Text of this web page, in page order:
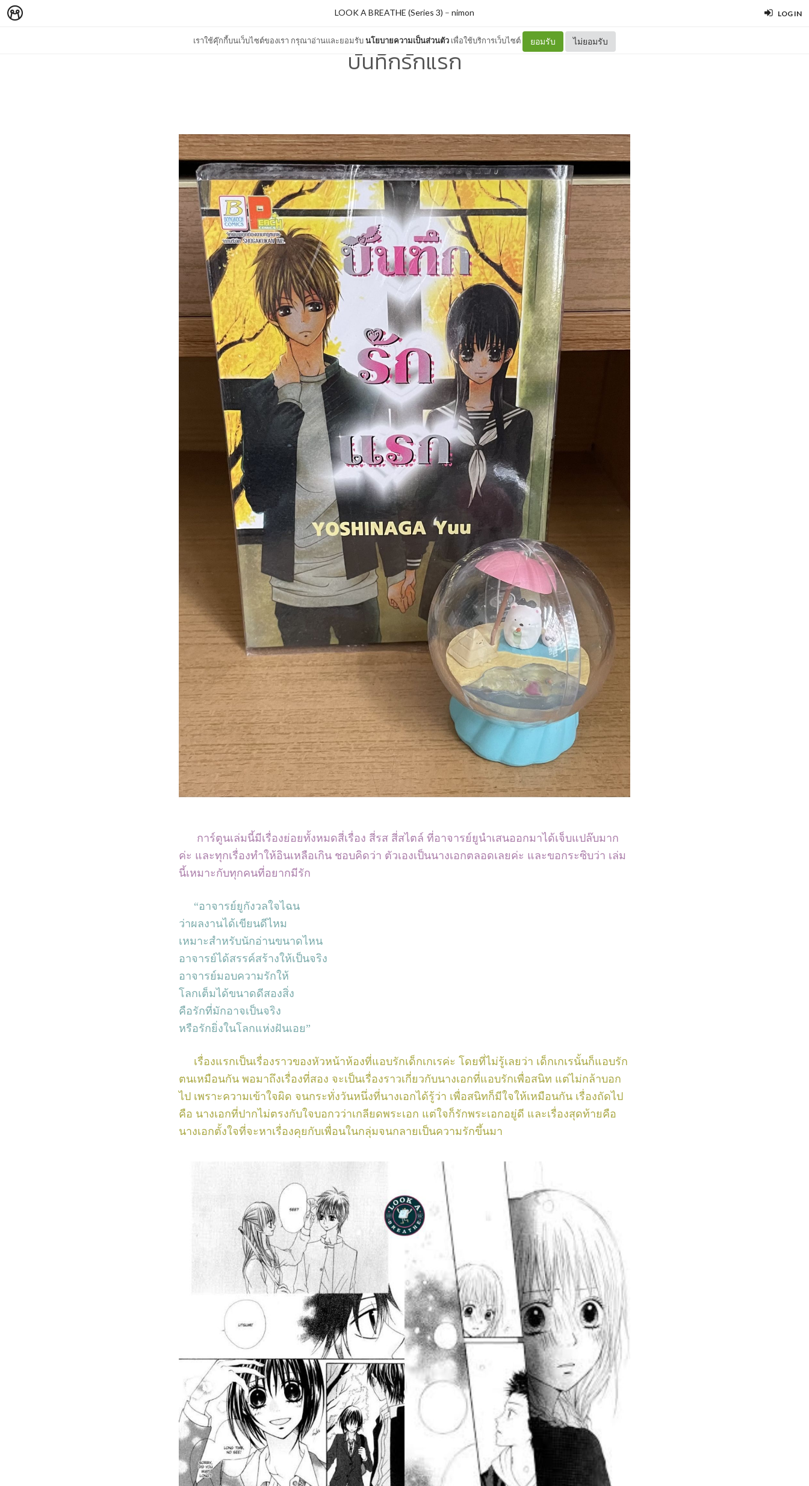
LOG IN
เราใช้คุ๊กกี้บนเว็บไซต์ของเรา กรุณาอ่านและยอมรับนโยบายความเป็นส่วนตัว เพื่อใช้บริการเว็บไซต์ ยอมรับ ไม่ยอมรับ
LOOK A BREATHE (Series 3) – nimon
บันทึกรักแรก
การ์ตูนเล่มนี้มีเรื่องย่อยทั้งหมดสี่เรื่อง สี่รส สี่สไตล์ ที่อาจารย์ยูนำเสนออกมาได้เจ็บแปล๊บมาก
ค่ะ และทุกเรื่องทำให้อินเหลือเกิน ชอบคิดว่า ตัวเองเป็นนางเอกตลอดเลยค่ะ และขอกระซิบว่า เล่ม
นี้เหมาะกับทุกคนที่อยากมีรัก
“อาจารย์ยูกังวลใจไฉน
ว่าผลงานได้เขียนดีไหม
เหมาะสำหรับนักอ่านขนาดไหน
อาจารย์ได้สรรค์สร้างให้เป็นจริง
อาจารย์มอบความรักให้
โลกเต็มได้ขนาดดีสองสิ่ง
คือรักที่มักอาจเป็นจริง
หรือรักยิ่งในโลกแห่งฝันเอย”
เรื่องแรกเป็นเรื่องราวของหัวหน้าห้องที่แอบรักเด็กเกเรค่ะ โดยที่ไม่รู้เลยว่า เด็กเกเรนั้นก็แอบรัก
ตนเหมือนกัน พอมาถึงเรื่องที่สอง จะเป็นเรื่องราวเกี่ยวกับนางเอกที่แอบรักเพื่อสนิท แต่ไม่กล้าบอก
ไป เพราะความเข้าใจผิด จนกระทั่งวันหนึ่งที่นางเอกได้รู้ว่า เพื่อสนิทก็มีใจให้เหมือนกัน เรื่องถัดไป
คือ นางเอกที่ปากไม่ตรงกับใจบอกวว่าเกลียดพระเอก แต่ใจก็รักพระเอกอยู่ดี และเรื่องสุดท้ายคือ
นางเอกตั้งใจที่จะหาเรื่องคุยกับเพื่อนในกลุ่มจนกลายเป็นความรักขึ้นมา